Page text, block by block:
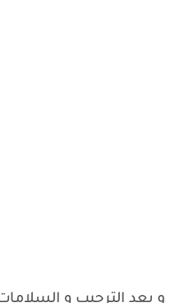
و بعد الترحيب و